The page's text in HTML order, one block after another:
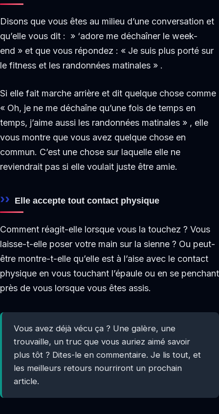
Disons que vous êtes au milieu d’une conversation et
qu’elle vous dit : » ‘adore me déchaîner le week-
end » et que vous répondez : « Je suis plus porté sur
le fitness et les randonnées matinales » .
Si elle fait marche arrière et dit quelque chose comme
« Oh, je ne me déchaîne qu’une fois de temps en
temps, j’aime aussi les randonnées matinales » , elle
vous montre que vous avez quelque chose en
commun. C’est une chose sur laquelle elle ne
reviendrait pas si elle voulait juste être amie.
Elle accepte tout contact physique
Comment réagit-elle lorsque vous la touchez ? Vous
laisse-t-elle poser votre main sur la sienne ? Ou peut-
être montre-t-elle qu’elle est à l’aise avec le contact
physique en vous touchant l’épaule ou en se penchant
près de vous lorsque vous êtes assis.
Vous avez déjà vécu ça ? Une galère, une
trouvaille, un truc que vous auriez aimé savoir
plus tôt ? Dites-le en commentaire. Je lis tout, et
les meilleurs retours nourriront un prochain
article.